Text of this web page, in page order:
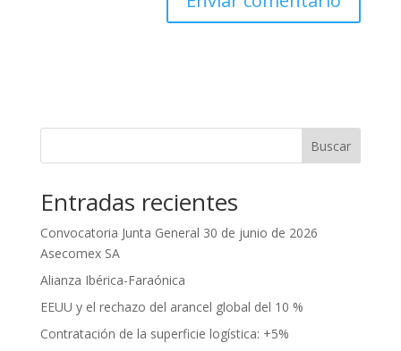
Buscar
Entradas recientes
Convocatoria Junta General 30 de junio de 2026
Asecomex SA
Alianza Ibérica-Faraónica
EEUU y el rechazo del arancel global del 10 %
Contratación de la superficie logística: +5%